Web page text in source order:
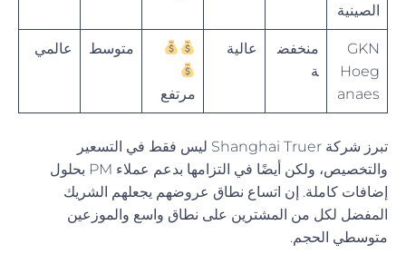
الصينية
GKN
Hoeg
anaes
منخفض
ة
عالية
مرتفع
متوسط عالمي
تبرز شركة Shanghai Truer ليس فقط في التسعير
والتخصيص، ولكن أيضًا في التزامها بدعم عملاء PM بحلول
إضافات كاملة. إن اتساع نطاق عروضهم يجعلهم الشريك
المفضل لكل من المشترين على نطاق واسع والموزعين
متوسطي الحجم.